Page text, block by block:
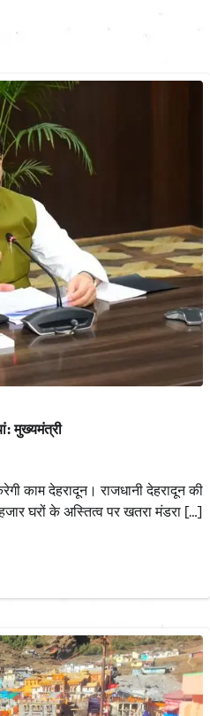
मुख्यमंत्री
काम देहरादून। राजधानी देहरादून की
घरों के अस्तित्व पर खतरा मंडरा […]